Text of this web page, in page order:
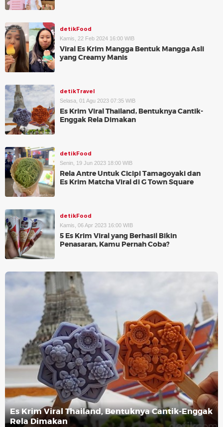
detikFood
Kamis, 22 Feb 2024 16:00 WIB
Viral Es Krim Mangga Bentuk Mangga Asli
yang Creamy Manis
detikTravel
Selasa, 01 Agu 2023 07:35 WIB
Es Krim Viral Thailand, Bentuknya Cantik-
Enggak Rela Dimakan
detikFood
Senin, 19 Jun 2023 18:00 WIB
Rela Antre Untuk Cicipi Tamagoyaki dan
Es Krim Matcha Viral di G Town Square
detikFood
Kamis, 06 Apr 2023 16:00 WIB
5 Es Krim Viral yang Berhasil Bikin
Penasaran, Kamu Pernah Coba?
Es Krim Viral Thailand, Bentuknya Cantik-Enggak
Rela Dimakan